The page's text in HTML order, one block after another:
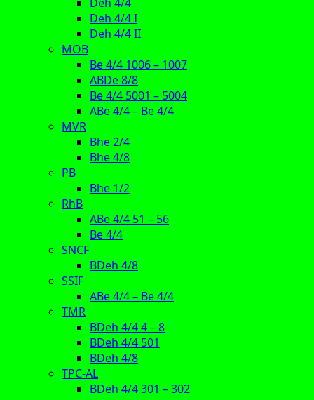
Deh 4/4 I
Deh 4/4 II
MOB
Be 4/4 1006 – 1007
ABDe 8/8
Be 4/4 5001 – 5004
ABe 4/4 – Be 4/4
MVR
Bhe 2/4
Bhe 4/8
PB
Bhe 1/2
RhB
ABe 4/4 51 – 56
Be 4/4
SNCF
BDeh 4/8
SSIF
ABe 4/4 – Be 4/4
TMR
BDeh 4/4 4 – 8
BDeh 4/4 501
BDeh 4/8
TPC-AL
BDeh 4/4 301 – 302